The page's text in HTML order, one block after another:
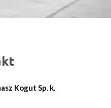
Kogut Sp. k.